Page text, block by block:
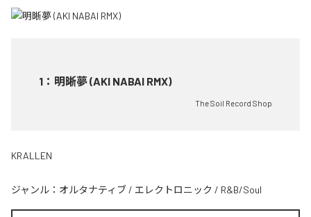
1 ： 明晰夢 (AKI NABAI RMX)
The Soil Record Shop
KRALLEN
ジャンル： オルタナティブ / エレクトロニック / R&B/Soul